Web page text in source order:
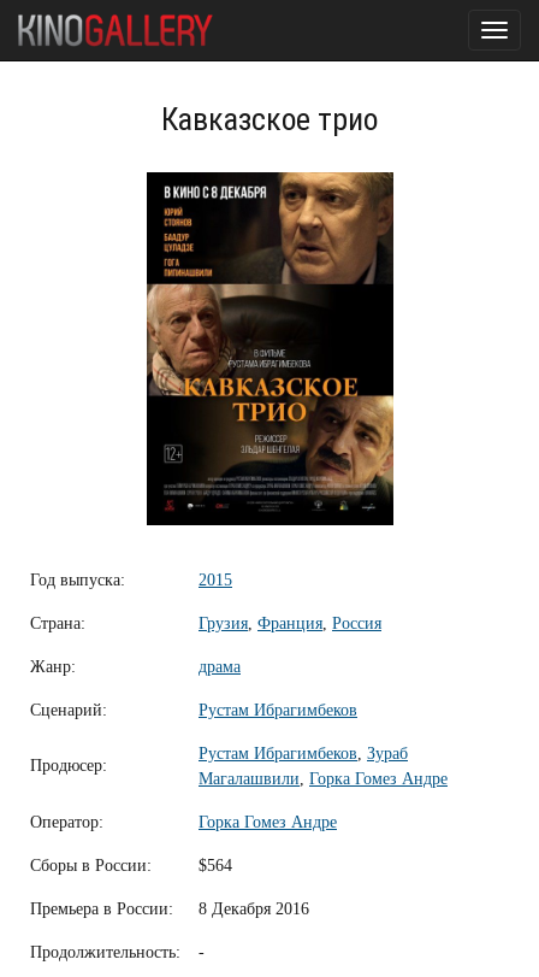
Кавказское трио
Год выпуска: 2015
Страна: Грузия Франция Россия
Жанр: драма
Сценарий: Рустам Ибрагимбеков
Продюсер:
Рустам Ибрагимбеков Зураб
Магалашвили Горка Гомез Андре
Оператор: Горка Гомез Андре
Сборы в России: $564
Премьера в России: 8 Декабря 2016
Продолжительность: -